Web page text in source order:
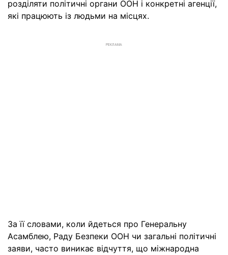
розділяти політичні органи ООН і конкретні агенції,
які працюють із людьми на місцях.
РЕКЛАМА
За її словами, коли йдеться про Генеральну
Асамблею, Раду Безпеки ООН чи загальні політичні
заяви, часто виникає відчуття, що міжнародна